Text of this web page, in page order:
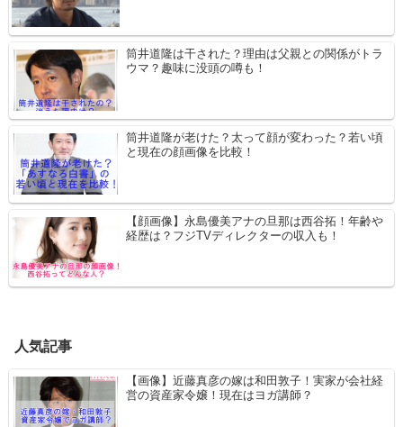
筒井道隆は干された？理由は父親との関係がトラ
ウマ？趣味に没頭の噂も！
筒井道隆が老けた？太って顔が変わった？若い頃
と現在の顔画像を比較！
【顔画像】永島優美アナの旦那は西谷拓！年齢や
経歴は？フジTVディレクターの収入も！
人気記事
【画像】近藤真彦の嫁は和田敦子！実家が会社経
営の資産家令嬢！現在はヨガ講師？